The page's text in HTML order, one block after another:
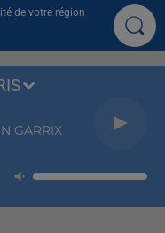
de votre région
GARRIX